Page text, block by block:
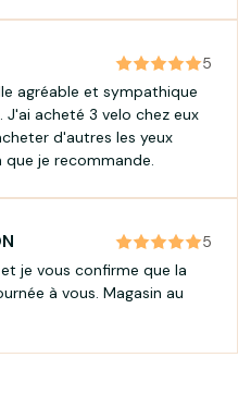
5
agréable et sympathique
J'ai acheté 3 velo chez eux
d'autres les yeux
je recommande.
5
à vous. Magasin au